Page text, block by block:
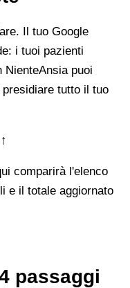
Il tuo Google
i tuoi pazienti
NienteAnsia puoi
tutto il tuo
comparirà l'elenco
e il totale aggiornato
passaggi